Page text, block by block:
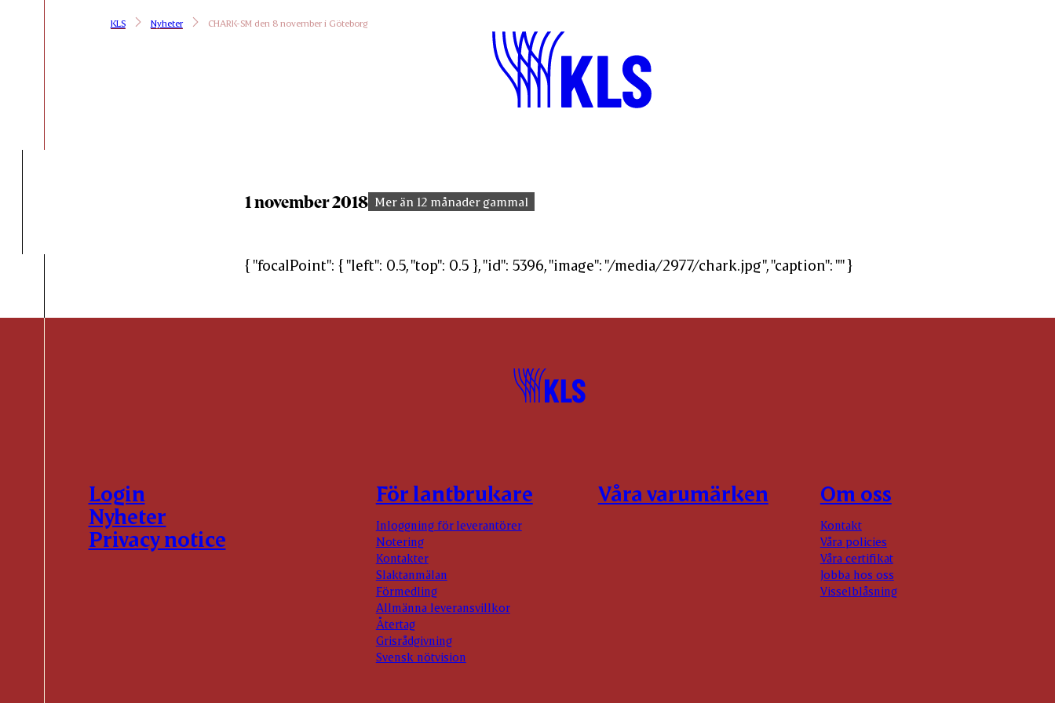
KLS Nyheter CHARK-SM den 8 november i Göteborg
1 november 2018 Mer än 12 månader gammal
{ "focalPoint": { "left": 0.5, "top": 0.5 }, "id": 5396, "image": "/media/2977/chark.jpg", "caption": "" }
För lantbrukare
Inloggning för leverantörer
Notering
Kontakter
Slaktanmälan
Förmedling
Allmänna leveransvillkor
Återtag
Grisrådgivning
Svensk nötvision
Våra varumärken Om oss
Kontakt
Våra policies
Våra certifikat
Jobba hos oss
Visselblåsning
Login
Nyheter
Privacy notice